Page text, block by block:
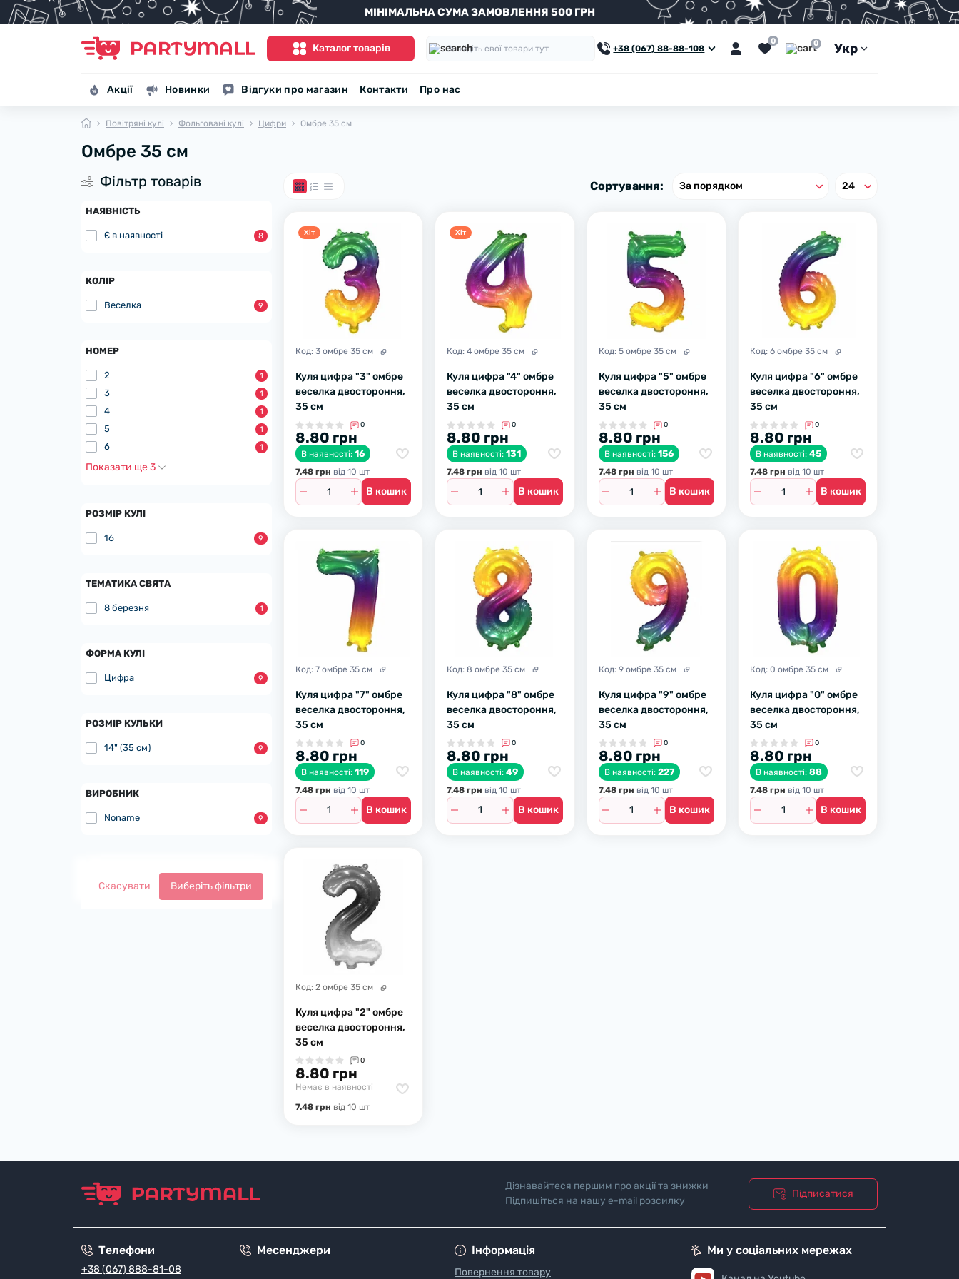
МІНІМАЛЬНА СУМА ЗАМОВЛЕННЯ 500 ГРН
Каталог товарів +38 (067) 88-88-108
0 0 Укр
Акції Новинки Відгуки про магазин Контакти Про нас
Повітряні кулі Фольговані кулі Цифри Омбре 35 см
Омбре 35 см
Фiльтр товарiв
НАЯВНІСТЬ
Є в наявності 8
КОЛІР
Веселка 9
НОМЕР
2 1
3 1
4 1
5 1
6 1
Показати ще 3
РОЗМІР КУЛІ
16 9
ТЕМАТИКА СВЯТА
8 березня 1
ФОРМА КУЛІ
Цифра 9
РОЗМІР КУЛЬКИ
14" (35 см) 9
ВИРОБНИК
Noname 9
Скасувати Виберіть фільтри
Сортування:
Хiт
Код: 3 омбре 35 см
Куля цифра "3" омбре
веселка двостороння,
35 см
0
8.80 грн
В наявності: 16
7.48 грн вiд 10 шт
В кошик
Хiт
Код:4 омбре 35 см
Куля цифра "4" омбре
веселка двостороння,
35 см
0
8.80 грн
В наявності:131
7.48 грн вiд 10 шт
В кошик
Код: 5 омбре 35 см
Куля цифра "5" омбре
веселка двостороння,
35 см
0
8.80 грн
В наявності: 156
7.48 грн вiд 10 шт
В кошик
Код: 6 омбре 35 см
Куля цифра "6" омбре
веселка двостороння,
35 см
0
8.80 грн
В наявності: 45
7.48 грн вiд 10 шт
В кошик
Код: 7 омбре 35 см
Куля цифра "7" омбре
веселка двостороння,
35 см
0
8.80 грн
В наявності: 119
7.48 грн вiд 10 шт
В кошик
Код:8 омбре 35 см
Куля цифра "8" омбре
веселка двостороння,
35 см
0
8.80 грн
В наявності:49
7.48 грн вiд 10 шт
В кошик
Код: 9 омбре 35 см
Куля цифра "9" омбре
веселка двостороння,
35 см
0
8.80 грн
В наявності: 227
7.48 грн вiд 10 шт
В кошик
Код: 0 омбре 35 см
Куля цифра "0" омбре
веселка двостороння,
35 см
0
8.80 грн
В наявності: 88
7.48 грн вiд 10 шт
В кошик
Код: 2 омбре 35 см
Куля цифра "2" омбре
веселка двостороння,
35 см
0
8.80 грн
Немає в наявності
7.48 грн вiд 10 шт
Дізнавайтеся першим про акції та знижки
Підпишіться на нашу e-mail розсилку
Підписатися
Телефони
+38 (067) 888-81-08
Месенджери Інформація
Повернення товару
Ми у соціальних мережах